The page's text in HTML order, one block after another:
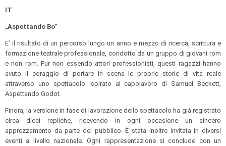
IT
„Aspettando Bo”
E’ il risultato di un percorso lungo un anno e mezzo di ricerca, scrittura e
formazione teatrale professionale, condotto da un gruppo di giovani rom
e non rom. Pur non essendo attori professionisti, questi ragazzi hanno
avuto il coraggio di portare in scena le proprie storie di vita reale
attraverso uno spettacolo ispirato al capolavoro di Samuel Beckett,
Aspettando Godot.
Finora, la versione in fase di lavorazione dello spettacolo ha già registrato
circa dieci repliche, ricevendo in ogni occasione un sincero
apprezzamento da parte del pubblico. È stata inoltre invitata in diversi
eventi a livello nazionale. Ogni rappresentazione si conclude con un